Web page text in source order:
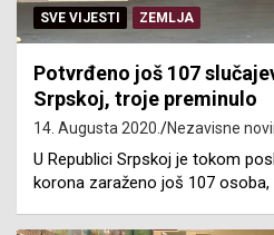
SVE VIJESTI ZEMLJA
Potvrđeno još 107
Srpskoj, troje preminulo
14. Augusta 2020. Nezavisne
U Republici Srpskoj je tokom
korona zaraženo još 107 osoba,